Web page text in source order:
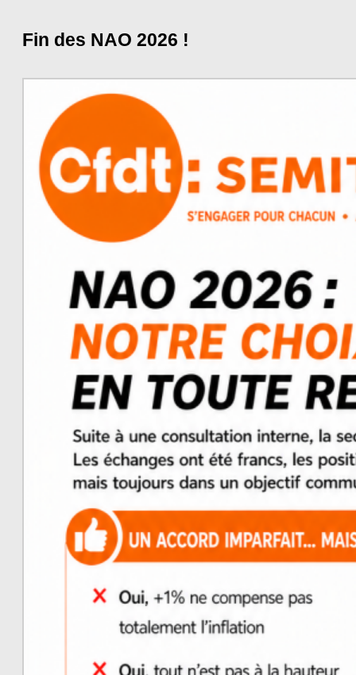
Fin des NAO 2026 !